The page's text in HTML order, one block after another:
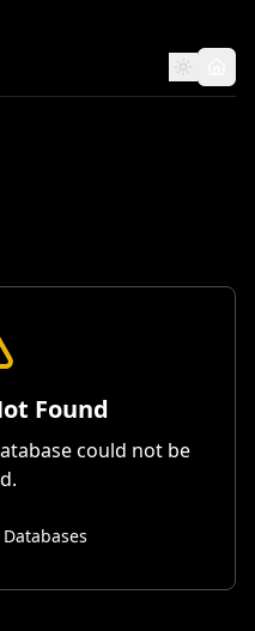
Found
could not be